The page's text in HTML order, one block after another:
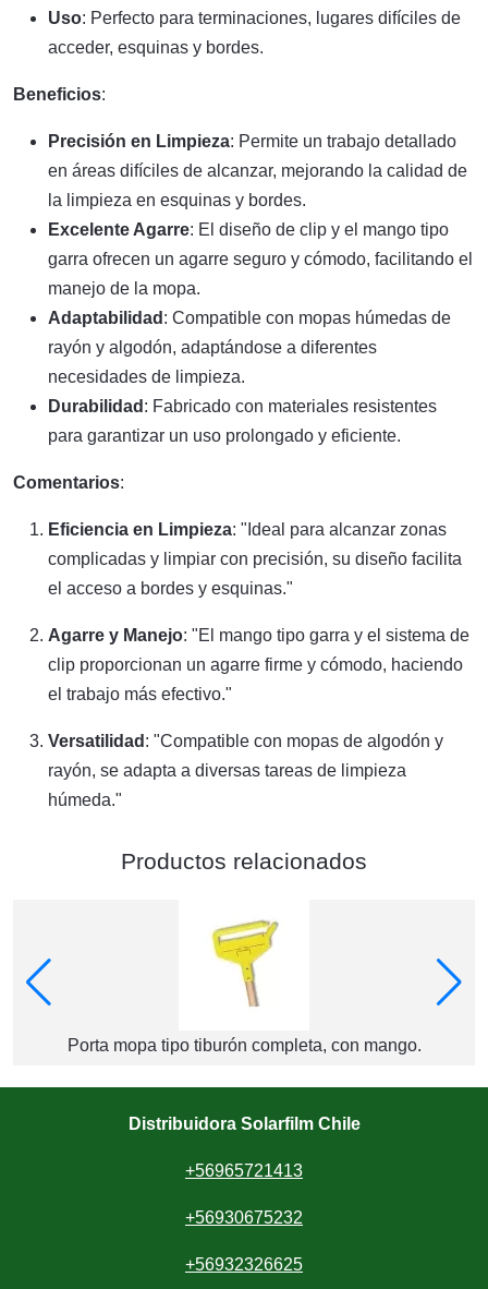
Uso: Perfecto para terminaciones, lugares difíciles de
acceder, esquinas y bordes.
Beneficios:
Precisión en Limpieza: Permite un trabajo detallado
en áreas difíciles de alcanzar, mejorando la calidad de
la limpieza en esquinas y bordes.
Excelente Agarre: El diseño de clip y el mango tipo
garra ofrecen un agarre seguro y cómodo, facilitando el
manejo de la mopa.
Adaptabilidad : Compatible con mopas húmedas de
rayón y algodón, adaptándose a diferentes
necesidades de limpieza.
Durabilidad : Fabricado con materiales resistentes
para garantizar un uso prolongado y eficiente.
Comentarios:
Eficiencia en Limpieza: "Ideal para alcanzar zonas
complicadas y limpiar con precisión, su diseño facilita
el acceso a bordes y esquinas."
Agarre y Manejo: "El mango tipo garra y el sistema de
clip proporcionan un agarre firme y cómodo, haciendo
el trabajo más efectivo."
Versatilidad : "Compatible con mopas de algodón y
rayón, se adapta a diversas tareas de limpieza
húmeda."
Productos relacionados
Porta mopa tipo tiburón completa, con mango.
Distribuidora Solarfilm Chile
+56965721413
+56930675232
+56932326625